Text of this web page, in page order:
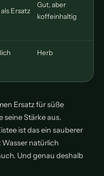
Ersatz
Gut, aber
koffeinhaltig
Herb
Ersatz für süße
seine Stärke aus.
ist das ein sauberer
natürlich
Und genau deshalb